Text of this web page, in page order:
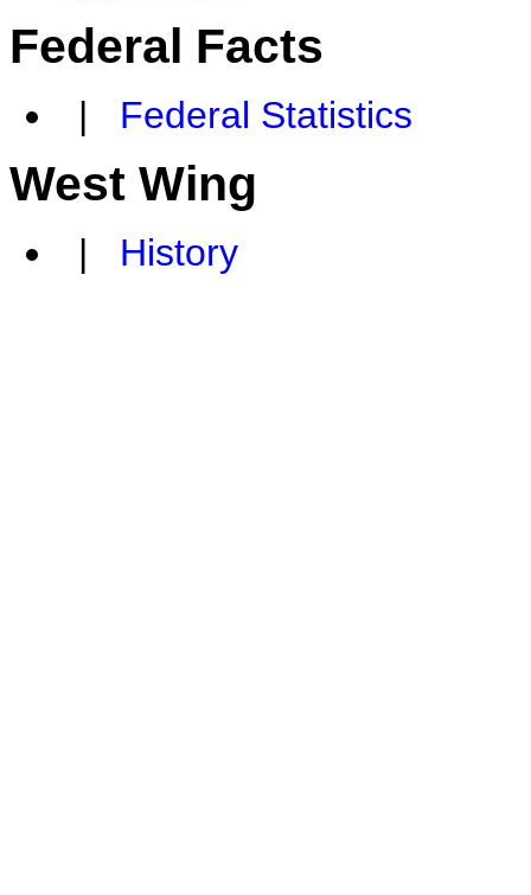
Federal Facts
| Federal Statistics
West Wing
| History